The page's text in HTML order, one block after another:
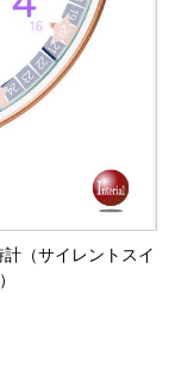
（サイレントスイ